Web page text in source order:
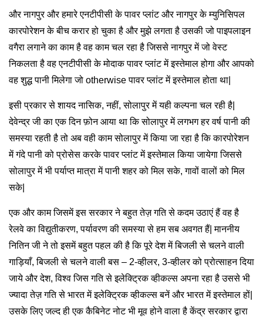
और नागपुर और हमारे एनटीपीसी के पावर प्लांट और नागपुर के म्युनिसिपल
कारपोरेशन के बीच करार हो चुका है और मुझे लगता है उसकी जो पाइपलाइन
वगैरा लगाने का काम है वह काम चल रहा है जिससे नागपुर में जो वेस्ट
निकलता है वह एनटीपीसी के मोदाक पावर प्लांट में इस्तेमाल होगा और आपको
वह शुद्ध पानी मिलेगा जो otherwise पावर प्लांट में इस्तेमाल होता था|
इसी प्रकार से शायद नासिक, नहीं, सोलापुर में यही कल्पना चल रही है|
देवेन्द्र जी का एक दिन फ़ोन आया था कि सोलापुर में लगभग हर वर्ष पानी की
समस्या रहती है तो अब वही काम सोलापुर में किया जा रहा है कि कारपोरेशन
में गंदे पानी को प्रोसेस करके पावर प्लांट में इस्तेमाल किया जायेगा जिससे
सोलापुर में भी पर्याप्त मात्रा में पानी शहर को मिल सके, गावों वालों को मिल
सके|
एक और काम जिसमें इस सरकार ने बहुत तेज़ गति से कदम उठाएं हैं वह है
रेलवे का विद्युतीकरण, पर्यावरण की समस्या से हम सब अवगत हैं| माननीय
नितिन जी ने तो इसमें बहुत पहल की है कि पूरे देश में बिजली से चलने वाली
गाड़ियाँ, बिजली से चलने वाली बस – 2-व्हीलर, 3-व्हीलर को प्रोत्साहन दिया
जाये और देश, विश्व जिस गति से इलेक्ट्रिक व्हीकल्स अपना रहा है उससे भी
ज्यादा तेज़ गति से भारत में इलेक्ट्रिक व्हीकल्स बनें और भारत में इस्तेमाल हों|
उसके लिए जल्द ही एक कैबिनेट नोट भी मूव होने वाला है केंद्र सरकार द्वारा